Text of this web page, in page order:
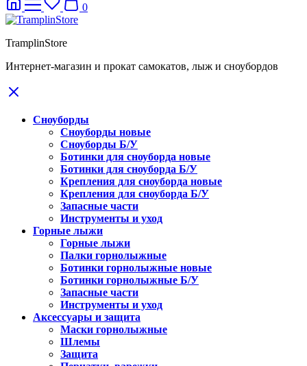
0
TramplinStore
Интернет-магазин и прокат самокатов, лыж и сноубордов
Сноуборды
Сноуборды новые
Сноуборды Б/У
Ботинки для сноуборда новые
Ботинки для сноуборда Б/У
Крепления для сноуборда новые
Крепления для сноуборда Б/У
Запасные части
Инструменты и уход
Горные лыжи
Горные лыжи
Палки горнолыжные
Ботинки горнолыжные новые
Ботинки горнолыжные Б/У
Запасные части
Инструменты и уход
Аксессуары и защита
Маски горнолыжные
Шлемы
Защита